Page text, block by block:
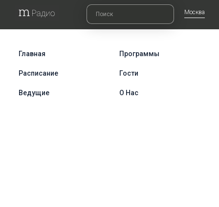
Москва
Главная Программы
Расписание Гости
Ведущие О Нас